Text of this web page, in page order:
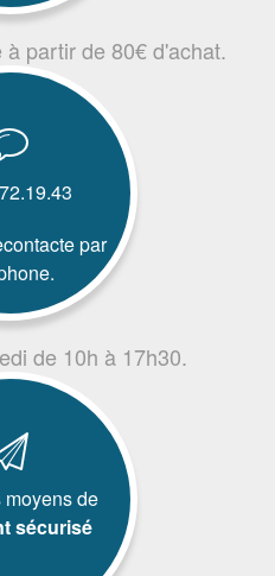
partir de 80€ d'achat.
par
de 10h à 17h30.
de
sécurisé